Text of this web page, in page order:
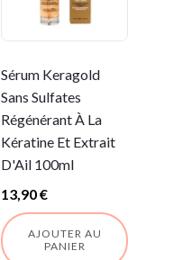
Sérum Keragold
Sans Sulfates
Régénérant À La
Kératine Et Extrait
D'Ail 100ml
13,90€
AJOUTER AU
PANIER